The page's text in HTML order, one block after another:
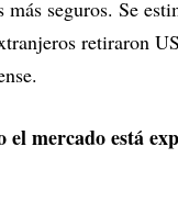
seguros. Se
retiraron
mercado está